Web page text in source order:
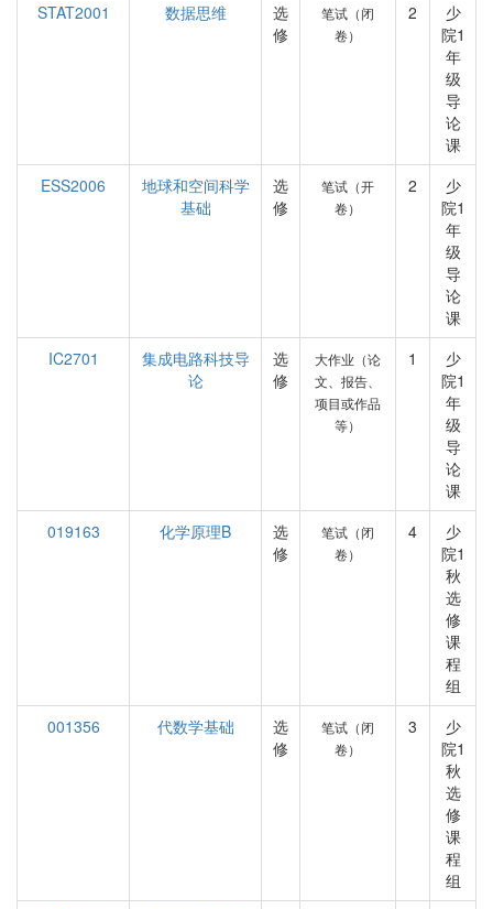
STAT2001
数据思维
选
修
笔试（闭
卷）
2
少
院1
年
级
导
论
课
ESS2006
地球和空间科学
基础
选
修
笔试（开
卷）
2
少
院1
年
级
导
论
课
IC2701
集成电路科技导
论
选
修
大作业（论
文、报告、
项目或作品
等）
1
少
院1
年
级
导
论
课
019163
化学原理B
选
修
笔试（闭
卷）
4
少
院1
秋
选
修
课
程
组
001356
代数学基础
选
修
笔试（闭
卷）
3
少
院1
秋
选
修
课
程
组